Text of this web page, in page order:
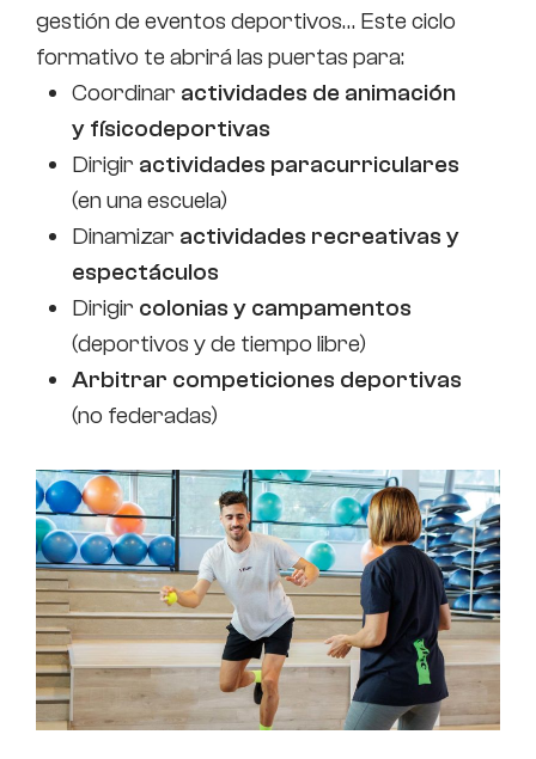
gestión de eventos deportivos… Este ciclo
formativo te abrirá las puertas para:
Coordinar actividades de animación
y físicodeportivas
Dirigir actividades paracurriculares
(en una escuela)
Dinamizar actividades recreativas y
espectáculos
Dirigir colonias y campamentos
(deportivos y de tiempo libre)
Arbitrar competiciones deportivas
(no federadas)